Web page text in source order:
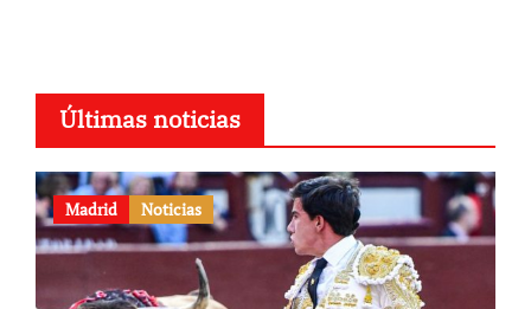
Últimas noticias
Madrid Noticias